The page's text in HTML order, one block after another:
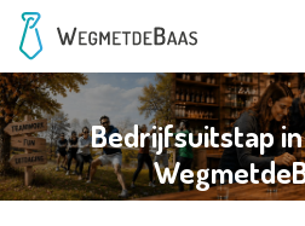
Bedrijfsuitstap